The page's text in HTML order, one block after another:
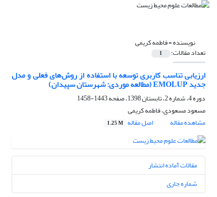
نویسنده =فاطمه کریمی
تعداد مقالات: 1
ارزیابی تناسب کاربری توسعه با استفاده از روش‌های فعلی و مدل
جدید EMOLUP (مطالعه موردی: شهرستان سپیدان)
دوره 4، شماره 2، تابستان 1398، صفحه
1443-1458
مسعود مسعودی، فاطمه کریمی
مشاهده مقاله
اصل مقاله 1.25 M
مقالات آماده انتشار
شماره جاری